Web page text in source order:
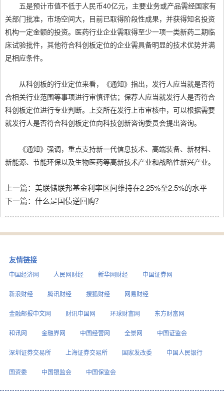
五是预计市值不低于人民币40亿元，主要业务或产品需经国家有
关部门批准，市场空间大，目前已取得阶段性成果，并获得知名投资
机构一定金额的投资。医药行业企业需取得至少一项一类新药二期临
床试验批件，其他符合科创板定位的企业需具备明显的技术优势并满
足相应条件。
从科创板的行业定位来看，《通知》指出，发行人应当就是否符
合相关行业范围等事项进行审慎评估；保荐人应当就发行人是否符合
科创板定位进行专业判断。上交所在发行上市审核中，可以根据需要
就发行人是否符合科创板定位向科技创新咨询委员会提出咨询。
《通知》强调，重点支持新一代信息技术、高端装备、新材料、
新能源、节能环保以及生物医药等高新技术产业和战略性新兴产业。
上一篇： 美联储联邦基金利率区间维持在2.25%至2.5%的水平
下一篇： 什么是国债逆回购？
友情链接
中国经济网 人民网财经 新华网财经 中国证券网
新浪财经 腾讯财经 搜狐财经 网易财经
金融邮报中文网 财讯中国网 环球财富网 东方财富网
和讯网 金融界网 中国经营网 全景网 中国证监会
深圳证券交易所 上海证券交易所 国家发改委 中国人民银行
国资委 中国银监会 中国保监会